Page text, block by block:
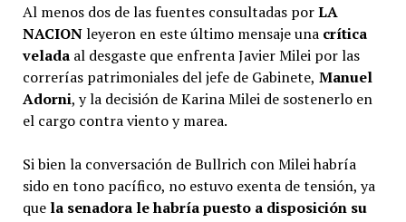
Al menos dos de las fuentes consultadas porLA
NACIONleyeron en este último mensaje una crítica
veladaal desgaste que enfrenta Javier Milei por las
correrías patrimoniales del jefe de Gabinete, Manuel
Adorni, y la decisión de Karina Milei de sostenerlo en
el cargo contra viento y marea.
Si bien la conversación de Bullrich con Milei habría
sido en tono pacífico, no estuvo exenta de tensión, ya
que la senadora le habría puesto a disposición su